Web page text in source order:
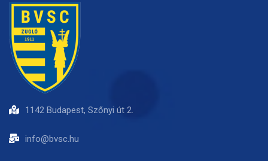
1142 Budapest, Szőnyi út 2.
info@bvsc.hu